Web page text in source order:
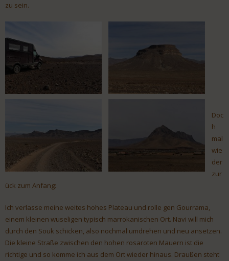
zu sein.
Doc
h
mal
wie
der
zur
ück zum Anfang:
Ich verlasse meine weites hohes Plateau und rolle gen Gourrama,
einem kleinen wuseligen typisch marrokanischen Ort. Navi will mich
durch den Souk schicken, also nochmal umdrehen und neu ansetzen.
Die kleine Straße zwischen den hohen rosaroten Mauern ist die
richtige und so komme ich aus dem Ort wieder hinaus. Draußen steht